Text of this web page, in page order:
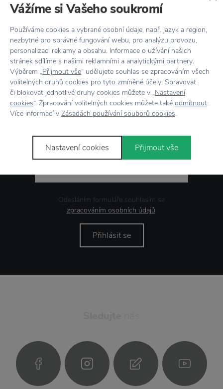
7500+ produktů na výběr
Showroom ve Zlíně
Novinkye-mailem
Odesláním formuláře souhlasím se
zpracováním osobních údajů.
Přihlásit se
Vážíme si Vašeho soukromí
Používáme cookies a vybrané osobní údaje, např. jazyk a region,
nezbytné pro správné fungování webu, pro analýzu provozu,
personalizaci reklamy a obsahu. Informace o užívání našich
stránek sdílíme s našimi reklamními a analytickými partnery.
Výběrem „Přijmout vše“ udělujete souhlas se zpracováním všech
volitelných druhů cookies pro tyto zmíněné účely. Spravovat
či blokovat jednotlivé druhy cookies můžete v „Nastavení
cookies“. Zpracování volitelných cookies můžete také odmítnout.
Více informací v Zásadách používání souborů cookies.
Nastavení cookies Přijmout vše